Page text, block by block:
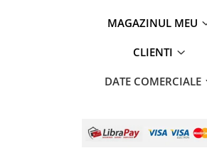
MAGAZINUL MEU
CLIENTI
DATE COMERCIALE